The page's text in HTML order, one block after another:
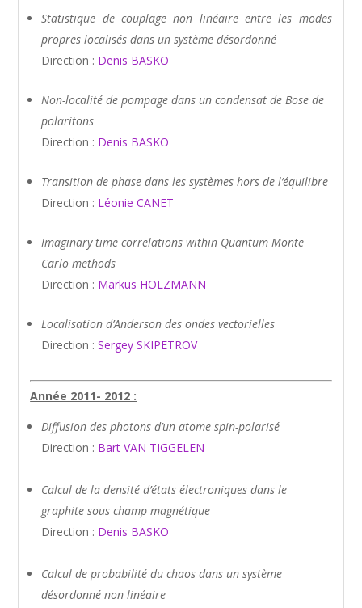
Statistique de couplage non linéaire entre les modes
propres localisés dans un systèmedésordonné
Direction : Denis BASKO
Non-localité de pompage dans un condensat de Bose de
polaritons
Direction : Denis BASKO
Transition de phase dans les systèmes hors de l’équilibre
Direction : Léonie CANET
Imaginary time correlations within Quantum Monte
Carlo methods
Direction : Markus HOLZMANN
Localisation d’Anderson des ondes vectorielles
Direction :Sergey SKIPETROV
Année 2011- 2012 :
Diffusion des photons d’un atome spin-polarisé
Direction : Bart VAN TIGGELEN
Calcul de la densité d’états électroniques dans le
graphite sous champ magnétique
Direction : Denis BASKO
Calcul de probabilité du chaos dans un système
désordonné non linéaire